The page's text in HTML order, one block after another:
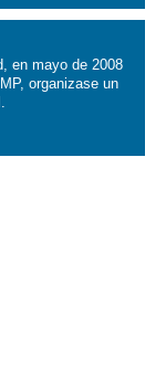
en mayo de 2008
organizase un